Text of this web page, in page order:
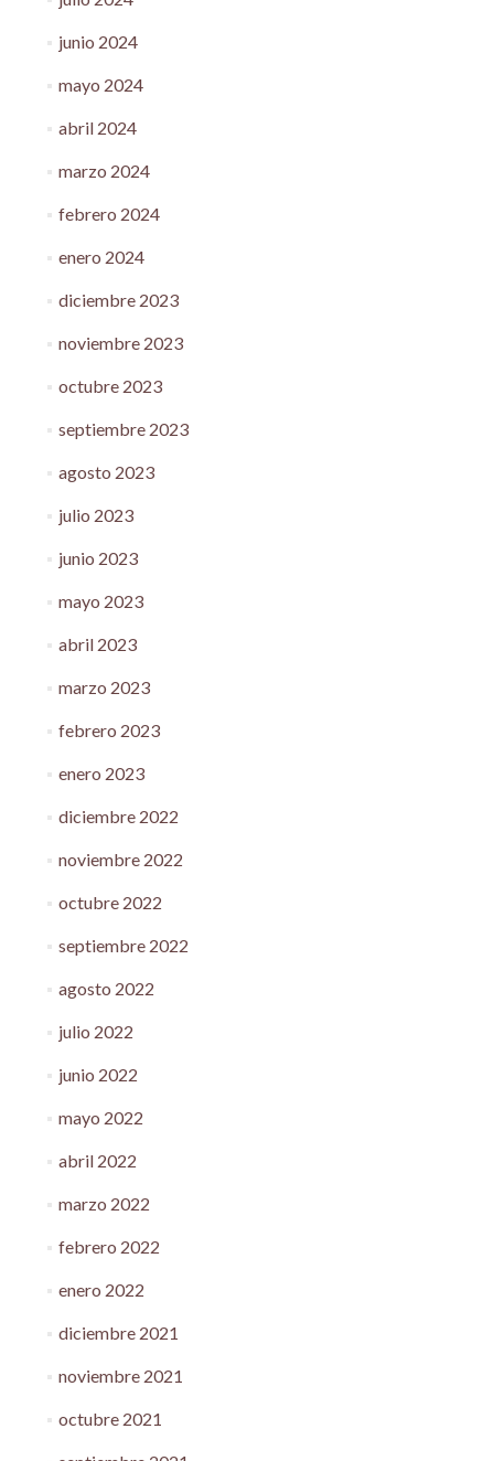
junio 2024
mayo 2024
abril 2024
marzo 2024
febrero 2024
enero 2024
diciembre 2023
noviembre 2023
octubre 2023
septiembre 2023
agosto 2023
julio 2023
junio 2023
mayo 2023
abril 2023
marzo 2023
febrero 2023
enero 2023
diciembre 2022
noviembre 2022
octubre 2022
septiembre 2022
agosto 2022
julio 2022
junio 2022
mayo 2022
abril 2022
marzo 2022
febrero 2022
enero 2022
diciembre 2021
noviembre 2021
octubre 2021